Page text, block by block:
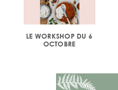
LE WORKSHOP DU 6
OCTOBRE